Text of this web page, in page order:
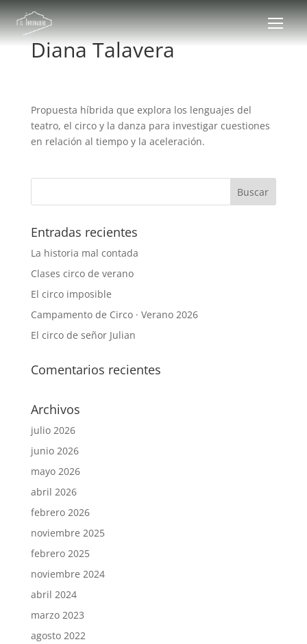
Diana Talavera
Propuesta híbrida que explora los lenguajes del
teatro, el circo y la danza para investigar cuestiones
en relación al tiempo y la aceleración.
Entradas recientes
La historia mal contada
Clases circo de verano
El circo imposible
Campamento de Circo · Verano 2026
El circo de señor Julian
Comentarios recientes
Archivos
julio 2026
junio 2026
mayo 2026
abril 2026
febrero 2026
noviembre 2025
febrero 2025
noviembre 2024
abril 2024
marzo 2023
agosto 2022